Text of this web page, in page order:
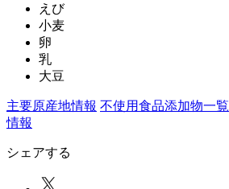
えび
小麦
卵
乳
大豆
主要原産地情報 不使用食品添加物一覧
情報
シェアする